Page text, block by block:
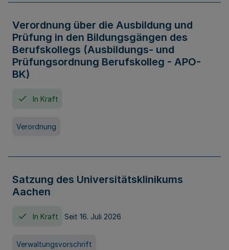
Verordnung über die Ausbildung und
Prüfung in den Bildungsgängen des
Berufskollegs (Ausbildungs- und
Prüfungsordnung Berufskolleg - APO-
BK)
In Kraft
Verordnung
Satzung des Universitätsklinikums
Aachen
In Kraft Seit 16. Juli 2026
Verwaltungsvorschrift